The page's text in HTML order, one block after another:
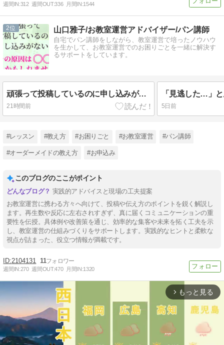
週間IN:312 週間OUT:336 月間IN:1544
2 山口雅子/お教室運営アドバイザー/パン講師
自宅でパン講師をしながら、教室運営で培ったノウハウ
を生かして、お教室運営でのお困りごとを一緒に解決す
るサポートをしています。
頑張って投稿しているのに申し込みがない…その原因は「〇〇」かもしれません
21時間前 5日前
#レッスン #教え方 #お困りごと #お教室運営 #パン講師
#オーダーメイドの教え方 #お申込み
このブログのここがポイント
実践的アドバイスと現場の工夫提案
お教室運営に携わる方々へ向けて、投稿や伝え方のポイントを鋭く解説し
ます。再生数や反応に左右されすぎず、真に届くコミュニケーションの重
要性を伝授。具体例や改善策を通じ、効率的な集客や未来を拓く工夫を示
し、教室運営の仕組みづくりをサポートします。実践的なヒントと柔軟な
視点が詰まった、役立つ情報が満載です。
2104131 11
週間IN:270 週間OUT:470 月間IN:1320
arrow_forward_ios もっと見る